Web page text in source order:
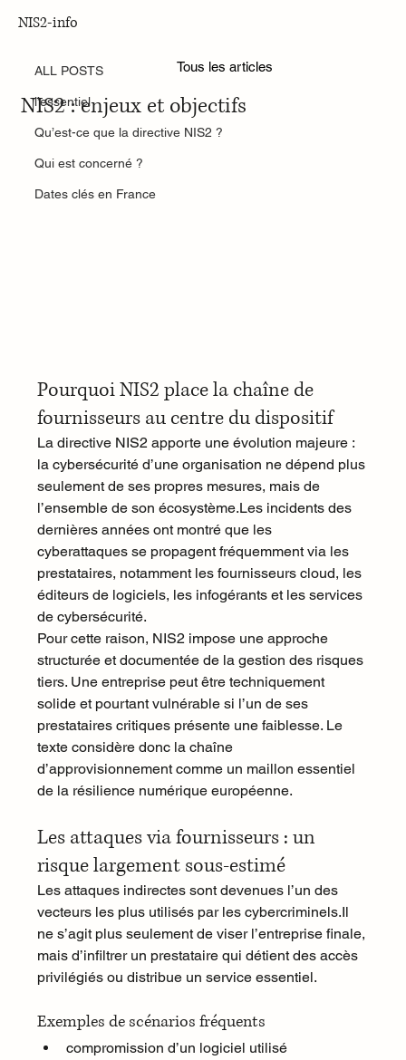
NIS2-info
Tous les articles
ALL POSTS
l’essentiel
Qu’est-ce que la directive NIS2 ?
Qui est concerné ?
Dates clés en France
La chaîne de fournisseurs au cœur de
NIS2 : enjeux et objectifs
Pourquoi NIS2 place la chaîne de
fournisseurs au centre du dispositif
La directive NIS2 apporte une évolution majeure :
la cybersécurité d’une organisation ne dépend plus
seulement de ses propres mesures, mais de
l’ensemble de son écosystème.Les incidents des
dernières années ont montré que les
cyberattaques se propagent fréquemment via les
prestataires, notamment les fournisseurs cloud, les
éditeurs de logiciels, les infogérants et les services
de cybersécurité.
Pour cette raison, NIS2 impose une approche
structurée et documentée de la gestion des risques
tiers. Une entreprise peut être techniquement
solide et pourtant vulnérable si l’un de ses
prestataires critiques présente une faiblesse. Le
texte considère donc la chaîne
d’approvisionnement comme un maillon essentiel
de la résilience numérique européenne.
Les attaques via fournisseurs : un
risque largement sous-estimé
Les attaques indirectes sont devenues l’un des
vecteurs les plus utilisés par les cybercriminels.Il
ne s’agit plus seulement de viser l’entreprise finale,
mais d’infiltrer un prestataire qui détient des accès
privilégiés ou distribue un service essentiel.
Exemples de scénarios fréquents
compromission d’un logiciel utilisé